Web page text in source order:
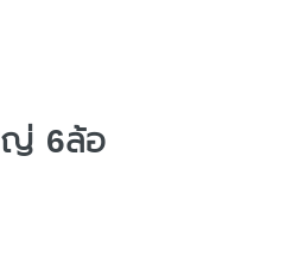
ญ่ 6ล้อ